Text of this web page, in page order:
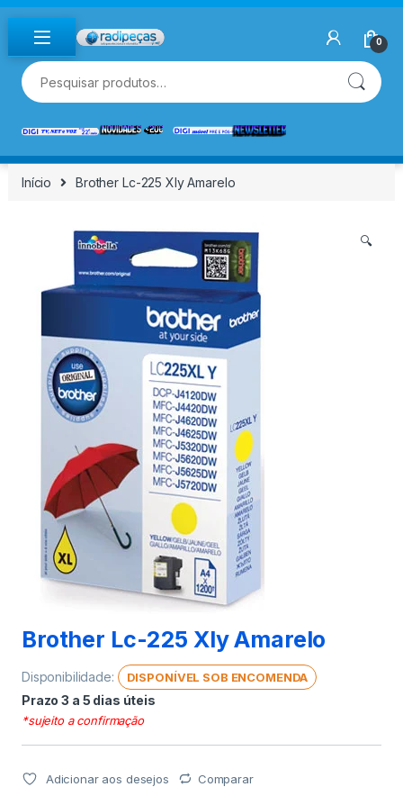
Skip to navigation
Skip to content
0
Pesquisar por:
Início Brother Lc-225 Xly Amarelo
🔍
Brother Lc-225 Xly Amarelo
Disponibilidade: DISPONÍVEL SOB ENCOMENDA
Prazo 3 a 5 dias úteis
*sujeito a confirmação
Adicionar aos desejos Comparar